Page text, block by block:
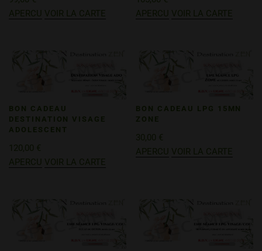
APERCU VOIR LA CARTE
APERCU VOIR LA CARTE
BON CADEAU
DESTINATION VISAGE
ADOLESCENT
120,00 €
APERCU VOIR LA CARTE
BON CADEAU LPG 15MN
ZONE
30,00 €
APERCU VOIR LA CARTE